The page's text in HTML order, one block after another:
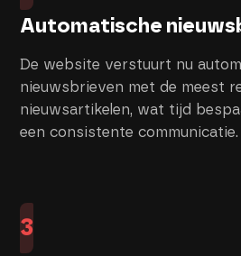
Automatische
De website verstuurt nu
nieuwsbrieven met de meest
nieuwsartikelen, wat tijd
een consistente communicatie.
3